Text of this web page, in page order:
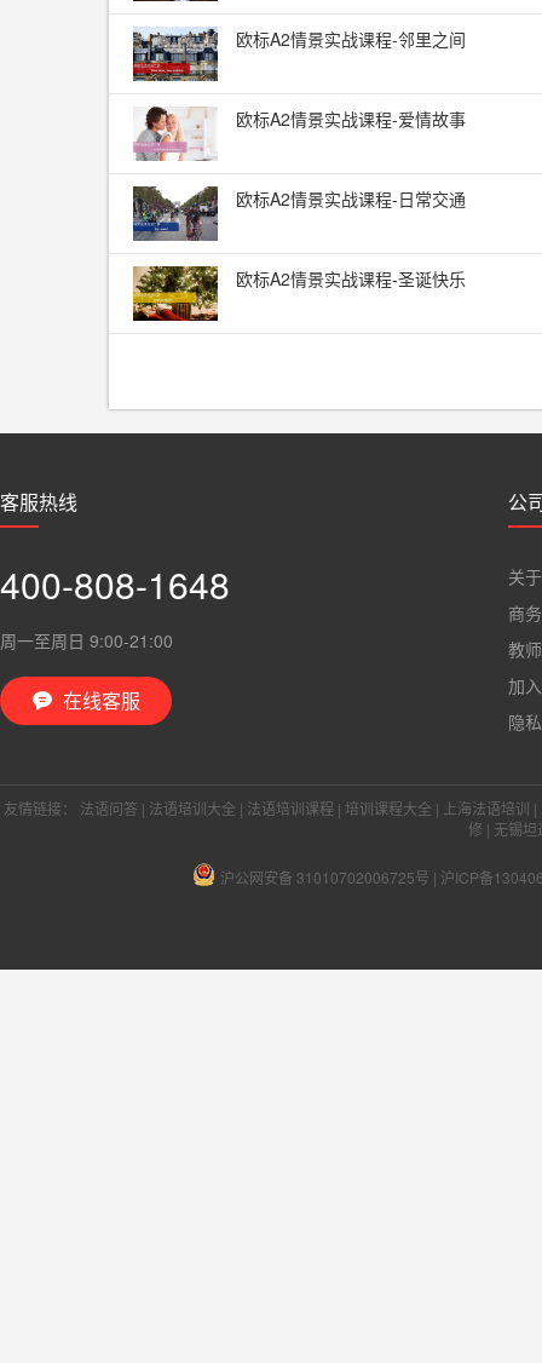
欧标A2情景实战课程-邻里之间
欧标A2情景实战课程-爱情故事
欧标A2情景实战课程-日常交通
欧标A2情景实战课程-圣诞快乐
客服热线
400-808-1648
周一至周日 9:00-21:00
 在线客服
公
关
商
教
加
隐
友情链接： 法语问答 | 法语培训大全 | 法语培训课程 | 培训课程大全 | 上海法语培训 |
修 | 无锡坦
沪公网安备 31010702006725号 | 沪ICP备